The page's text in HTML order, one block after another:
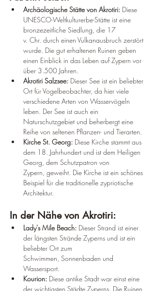
Archäologische Stätte von Akrotiri: Diese
UNESCO-Weltkulturerbe-Stätte ist eine
bronzezeitliche Siedlung, die 17
v. Chr. durch einen Vulkanausbruch zerstört
wurde. Die gut erhaltenen Ruinen geben
einen Einblick in das Leben auf Zypern vor
über 3.500 Jahren.
Akrotiri Salzsee: Dieser See ist ein beliebter
Ort für Vogelbeobachter, da hier viele
verschiedene Arten von Wasservögeln
leben. Der See ist auch ein
Naturschutzgebiet und beherbergt eine
Reihe von seltenen Pflanzen- und Tierarten.
Kirche St. Georg: Diese Kirche stammt aus
dem 18. Jahrhundert und ist dem Heiligen
Georg, dem Schutzpatron von
Zypern, geweiht. Die Kirche ist ein schönes
Beispiel für die traditionelle zypriotische
Architektur.
In der Nähe von Akrotiri:
Lady's Mile Beach: Dieser Strand ist einer
der längsten Strände Zyperns und ist ein
beliebter Ort zum
Schwimmen, Sonnenbaden und
Wassersport.
Kourion: Diese antike Stadt war einst eine
der wichtigsten Städte Zyperns. Die Ruinen